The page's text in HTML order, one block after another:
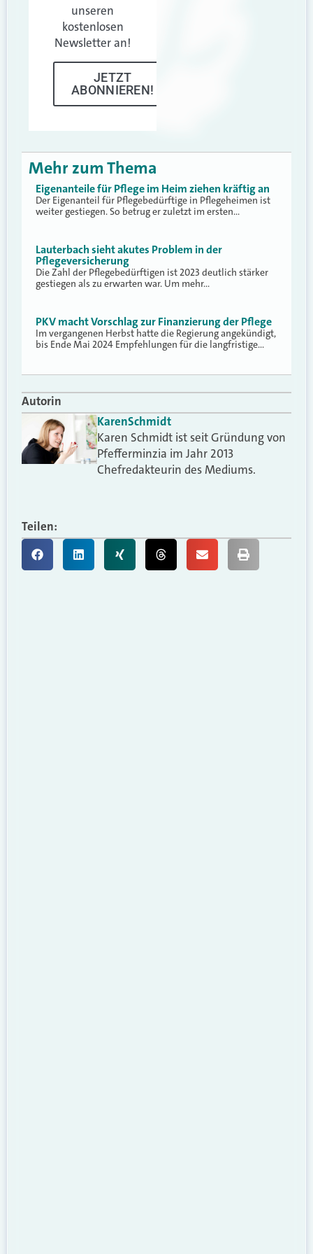
unseren
kostenlosen
Newsletter an!
JETZT
ABONNIEREN!
Mehr zum Thema
Eigenanteile für Pflege im Heim ziehen kräftig an
Der Eigenanteil für Pflegebedürftige in Pflegeheimen ist
weiter gestiegen. So betrug er zuletzt im ersten…
Lauterbach sieht akutes Problem in der
Pflegeversicherung
Die Zahl der Pflegebedürftigen ist 2023 deutlich stärker
gestiegen als zu erwarten war. Um mehr…
PKV macht Vorschlag zur Finanzierung der Pflege
Im vergangenen Herbst hatte die Regierung angekündigt,
bis Ende Mai 2024 Empfehlungen für die langfristige…
Autorin
KarenSchmidt
Karen Schmidt ist seit Gründung von
Pfefferminzia im Jahr 2013
Chefredakteurin des Mediums.
Teilen: